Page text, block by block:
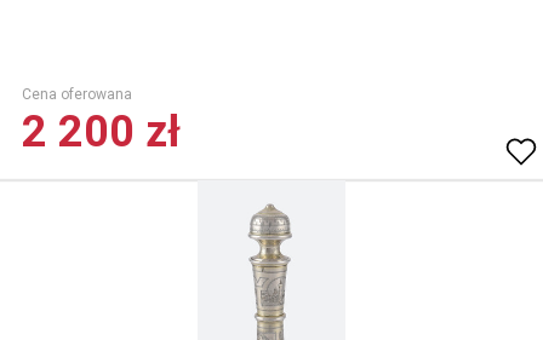
Cena oferowana
2 200 zł